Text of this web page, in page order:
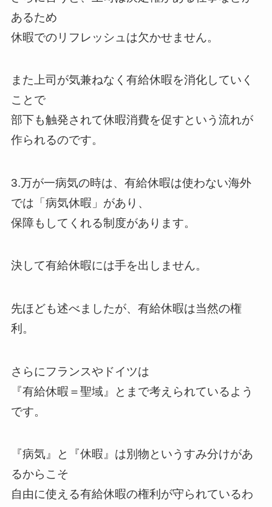
あるため
休暇でのリフレッシュは欠かせません。
また上司が気兼ねなく有給休暇を消化していく
ことで
部下も触発されて休暇消費を促すという流れが
作られるのです。
3.万が一病気の時は、有給休暇は使わない海外
では「病気休暇」があり、
保障もしてくれる制度があります。
決して有給休暇には手を出しません。
先ほども述べましたが、有給休暇は当然の権
利。
さらにフランスやドイツは
『有給休暇＝聖域』とまで考えられているよう
です。
『病気』と『休暇』は別物というすみ分けがあ
るからこそ
自由に使える有給休暇の権利が守られているわ